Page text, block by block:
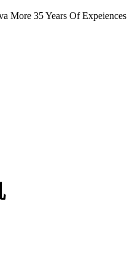
More 35 Years Of Expeiences